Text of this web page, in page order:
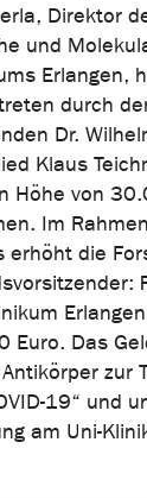
Direktor
und
Erlangen,
durch
Dr.
Klaus
Höhe von
Im
erhöht die
Euro. Das
zur
19“ und
am Uni-